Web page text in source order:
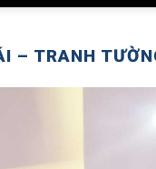
– TRANH